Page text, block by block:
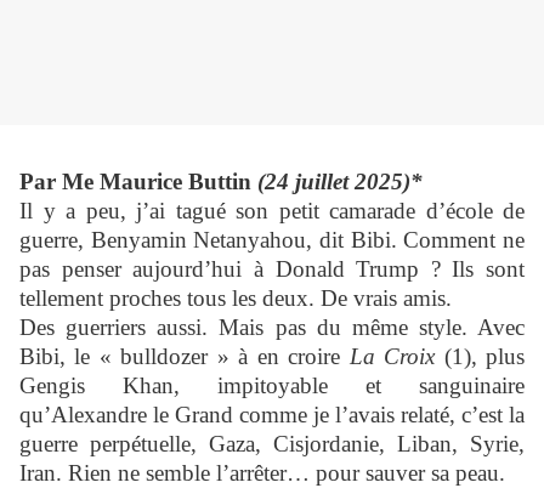
Par Me Maurice Buttin (24 juillet 2025)*
Il y a peu, j’ai tagué son petit camarade d’école de
guerre, Benyamin Netanyahou, dit Bibi. Comment ne
pas penser aujourd’hui à Donald Trump ? Ils sont
tellement proches tous les deux. De vrais amis.
Des guerriers aussi. Mais pas du même style. Avec
Bibi, le « bulldozer » à en croire La Croix(1), plus
Gengis Khan, impitoyable et sanguinaire
qu’Alexandre le Grand comme je l’avais relaté, c’est la
guerre perpétuelle, Gaza, Cisjordanie, Liban, Syrie,
Iran. Rien ne semble l’arrêter… pour sauver sa peau.